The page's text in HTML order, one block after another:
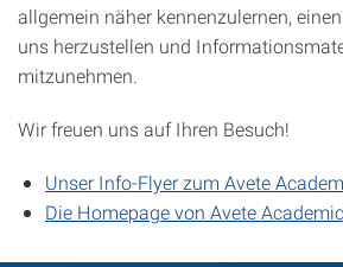
allgemein näher kennenzulernen,
uns herzustellen und
mitzunehmen.
Wir freuen uns auf Ihren Besuch!
Unser Info-Flyer zum Avete
Die Homepage von Avete